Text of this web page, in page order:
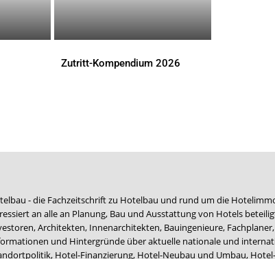
Zutritt-Kompendium 2026
- die Fachzeitschrift zu Hotelbau und rund um die
an alle an Planung, Bau und Ausstattung von Hotels
Architekten, Innenarchitekten, Bauingenieure,
und Hintergründe über aktuelle nationale und
Hotel-Finanzierung, Hotel-Neubau und Umbau,